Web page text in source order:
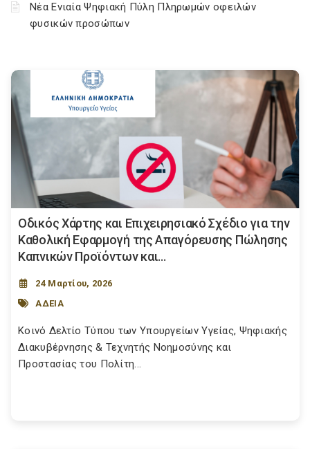
Νέα Ενιαία Ψηφιακή Πύλη Πληρωμών οφειλών
φυσικών προσώπων
Οδικός Χάρτης και Επιχειρησιακό Σχέδιο για την
Καθολική Εφαρμογή της Απαγόρευσης Πώλησης
Καπνικών Προϊόντων και...
24 Μαρτίου, 2026
ΑΔΕΙΑ
Κοινό Δελτίο Τύπου των Υπουργείων Υγείας, Ψηφιακής
Διακυβέρνησης & Τεχνητής Νοημοσύνης και
Προστασίας του Πολίτη...